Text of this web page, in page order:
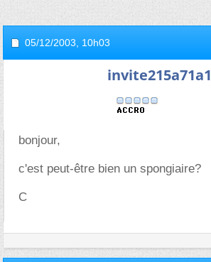
05/12/2003, 10h03
invite215a71a1
bonjour,
c'est peut-être bien un spongiaire?
C